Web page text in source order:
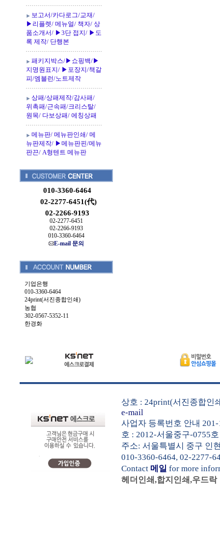
보고서/카다로그/교재/
▶리플렛/ 메뉴얼/ 책자/ 상
품소개서/ ▶3단 접지/ ▶도
록 제작/ 단행본
패키지박스/▶쇼핑백/▶
지명원표지/ ▶포장지/책갈
피/엠블런/노트제작
상패/상패제작/감사패/
위촉패/근속패/크리스탈/
원목/ 다보상패/ 에칭상패
메뉴판/ 메뉴판인쇄/ 메
뉴판제작/ ▶메뉴판핀/메뉴
판끈/ A형텐트 메뉴판
010-3360-6464
02-2277-6451(代)
02-2266-9193
02-2277-6451
02-2266-9193
010-3360-6464
E-mail 문의
기업은행
010-3360-6464
24print(서진종합인쇄)
농협
302-0567-5352-11
한경화
상호 : 24print(서진종합인
e-mail
사업자 등록번호 안내
호 : 2012-서울중구-0755호
주소: 서울특별시 중구 인
010-3360-6464, 02-2277-
Contact 메일 for more
헤더인쇄,합지인쇄,우드락